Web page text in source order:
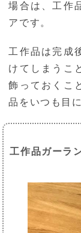
場合は、工作
アです。
工作品は完成
けてしまうこ
飾っておくこ
品をいつも目
工作品ガーラ